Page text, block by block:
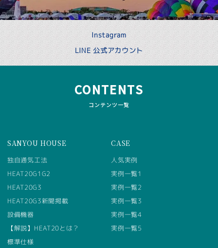
Instagram
LINE 公式アカウント
CONTENTS
コンテンツ一覧
SANYOU HOUSE
独自通気工法
HEAT20G1G2
HEAT20G3
HEAT20G3新聞掲載
設備機器
【解説】HEAT20とは？
標準仕様
CASE
人気実例
実例一覧1
実例一覧2
実例一覧3
実例一覧4
実例一覧5